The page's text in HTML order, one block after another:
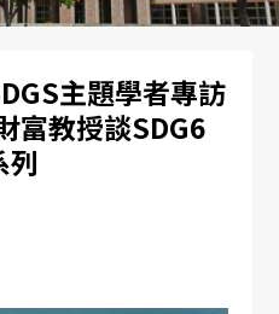
主題學者專訪
富教授談SDG6
列